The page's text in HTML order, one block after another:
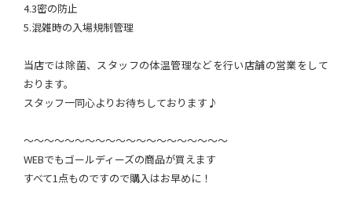
4.3密の防止
5.混雑時の入場規制管理
当店では除菌、スタッフの体温管理などを行い店舗の営業をして
おります。
スタッフ一同心よりお待ちしております♪
～～～～～～～～～～～～～～～～～～～～
WEBでもゴールディーズの商品が買えます
すべて1点ものですので購入はお早めに！